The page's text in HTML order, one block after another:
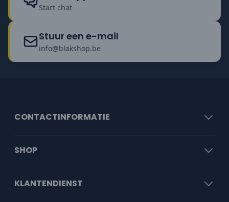
Start chat
Stuur een e-mail
info@blakshop.be
CONTACTINFORMATIE
SHOP
KLANTENDIENST